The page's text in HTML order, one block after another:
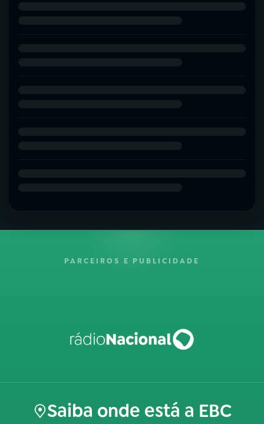
PARCEIROS E PUBLICIDADE
Saiba onde está a EBC